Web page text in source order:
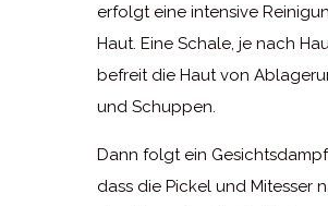
erfolgt eine intensive
Haut. Eine Schale, je nach
befreit die Haut von
und Schuppen.
Dann folgt ein
dass die Pickel und Mitesser